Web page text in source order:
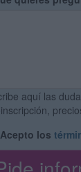
aquí las
Acepto los